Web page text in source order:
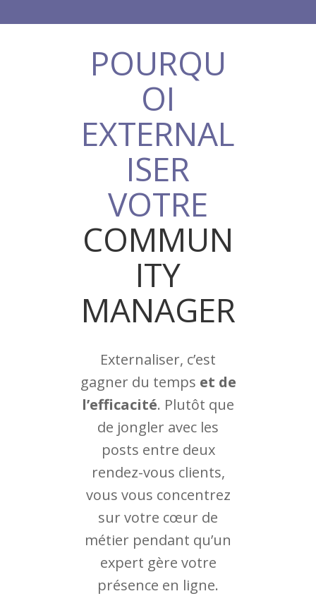
POURQU
OI
EXTERNAL
ISER
VOTRE
COMMUN
ITY
MANAGER
Externaliser, c’est
gagner du temps et de
l’efficacité. Plutôt que
de jongler avec les
posts entre deux
rendez-vous clients,
vous vous concentrez
sur votre cœur de
métier pendant qu’un
expert gère votre
présence en ligne.